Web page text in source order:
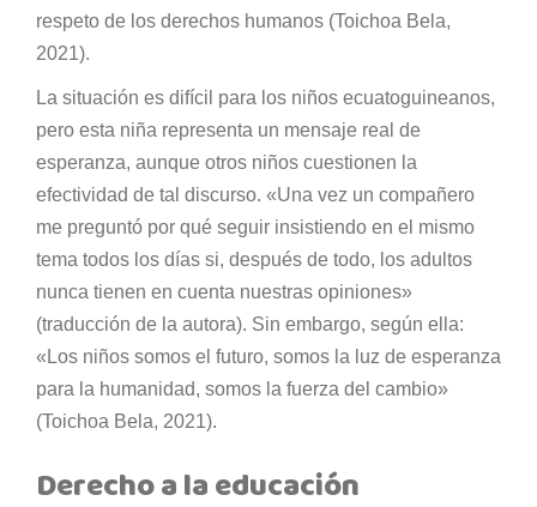
respeto de los derechos humanos (Toichoa Bela,
2021).
La situación es difícil para los niños ecuatoguineanos,
pero esta niña representa un mensaje real de
esperanza, aunque otros niños cuestionen la
efectividad de tal discurso. «Una vez un compañero
me preguntó por qué seguir insistiendo en el mismo
tema todos los días si, después de todo, los adultos
nunca tienen en cuenta nuestras opiniones»
(traducción de la autora). Sin embargo, según ella:
«Los niños somos el futuro, somos la luz de esperanza
para la humanidad, somos la fuerza del cambio»
(Toichoa Bela, 2021).
Derecho a la educación